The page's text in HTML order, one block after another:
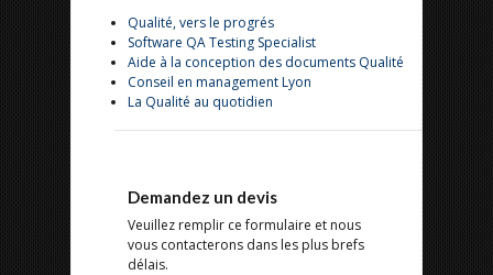
Qualité, vers le progrés
Software QA Testing Specialist
Aide à la conception des documents Qualité
Conseil en management Lyon
La Qualité au quotidien
Demandez un devis
Veuillez remplir ce formulaire et nous
vous contacterons dans les plus brefs
délais.